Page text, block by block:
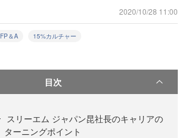
2020/10/28 11:00
FP＆A 15%カルチャー
目次
スリーエム ジャパン昆社長のキャリアの
ターニングポイント